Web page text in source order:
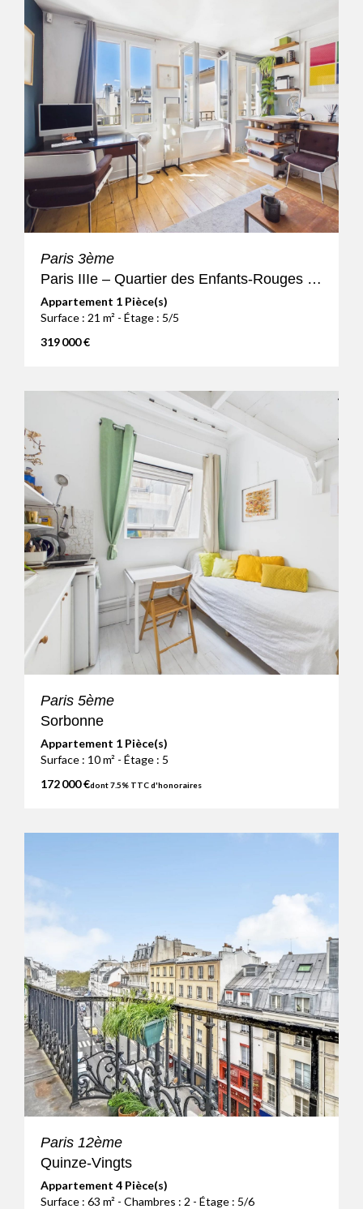
Paris 3ème
Paris IIIe – Quartier des Enfants-Rouges – Studio avec belle vue
Appartement 1 Pièce(s)
Surface : 21 m² - Étage : 5/5
319 000 €
Paris 5ème
Sorbonne
Appartement 1 Pièce(s)
Surface : 10 m² - Étage : 5
172 000 €dont 7.5% TTC d'honoraires
Paris 12ème
Quinze-Vingts
Appartement 4 Pièce(s)
Surface : 63 m² - Chambres : 2 - Étage : 5/6